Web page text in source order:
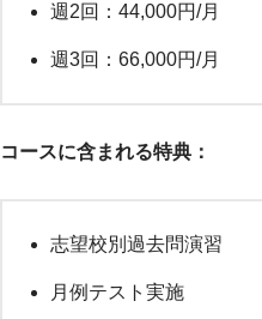
週2回：44,000円/月
週3回：66,000円/月
コースに含まれる特典：
志望校別過去問演習
月例テスト実施